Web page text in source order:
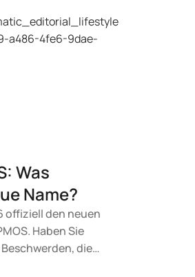
Ihrer
Ihres
Was
Name?
offiziell den neuen
Haben Sie
die
ändert sich vorerst